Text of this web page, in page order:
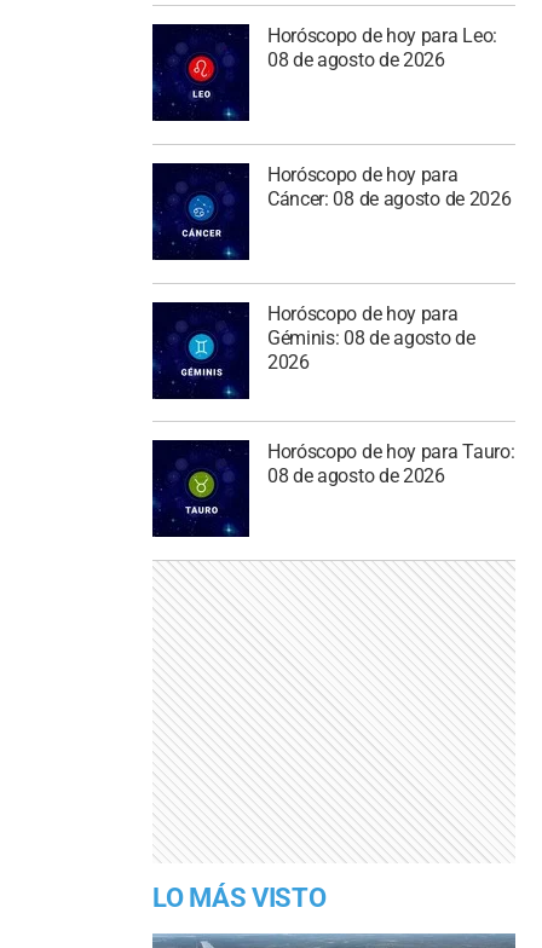
Horóscopo de hoy para Leo:
08 de agosto de 2026
Horóscopo de hoy para
Cáncer: 08 de agosto de 2026
Horóscopo de hoy para
Géminis: 08 de agosto de
2026
Horóscopo de hoy para Tauro:
08 de agosto de 2026
LO MÁS VISTO